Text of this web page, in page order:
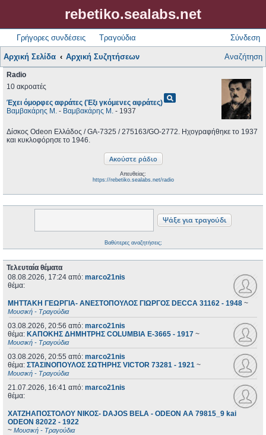
rebetiko.sealabs.net
Γρήγορες συνδέσεις Τραγούδια Σύνδεση
Αρχική Σελίδα Αρχική Συζητήσεων Αναζήτηση
Radio
10 ακροατές
Έχει όμορφες αφράτες (Έξι γκόμενες αφράτες)pageview
Βαμβακάρης Μ. - Βαμβακάρης Μ. - 1937
Δίσκος Odeon Ελλάδος / GA-7325 / 275163/GO-2772. Ηχογραφήθηκε το 1937
και κυκλοφόρησε το 1946.
Απευθείας:
https://rebetiko.sealabs.net/radio
Βαθύτερες αναζητήσεις;
Τελευταία θέματα
08.08.2026, 17:24 από: marco21nis
θέμα:
ΜΗΤΤΑΚΗ ΓΕΩΡΓΙΑ- ΑΝΕΣΤΟΠΟΥΛΟΣ ΓΙΩΡΓΟΣ DECCA 31162 - 1948 ~
Μουσική - Τραγούδια
03.08.2026, 20:56 από: marco21nis
θέμα: ΚΑΠΟΚΗΣ ΔΗΜΗΤΡΗΣ COLUMBIA E-3665 - 1917 ~
Μουσική - Τραγούδια
03.08.2026, 20:55 από: marco21nis
θέμα: ΣΤΑΣΙΝΟΠΟΥΛΟΣ ΣΩΤΗΡΗΣ VICTOR 73281 - 1921 ~
Μουσική - Τραγούδια
21.07.2026, 16:41 από: marco21nis
θέμα:
ΧΑΤΖΗΑΠΟΣΤΟΛΟΥ ΝΙΚΟΣ- DAJOS BELA - ODEON AA 79815_9 kai
ODEON 82022 - 1922
~ Μουσική - Τραγούδια